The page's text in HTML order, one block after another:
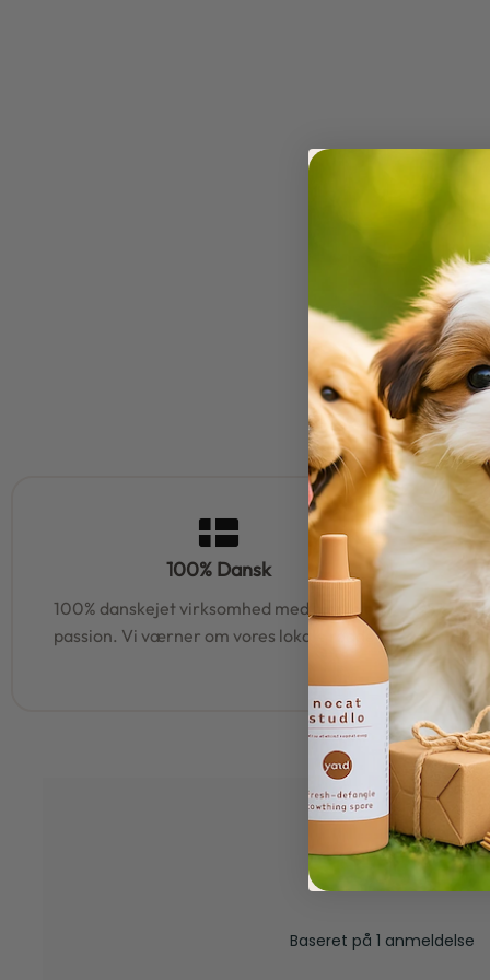
100% Dansk
100% danskejet virksomhed med hjerte og
passion. Vi værner om vores lokale rødder
95% af
5,0
Baseret på 1 anmeldelse